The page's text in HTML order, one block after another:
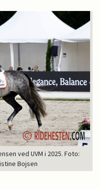
ved UVM i 2025. Foto:
Bojsen